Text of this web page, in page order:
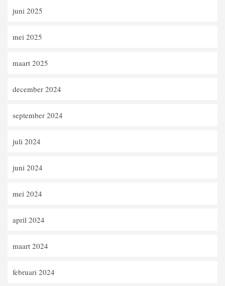
juni 2025
mei 2025
maart 2025
december 2024
september 2024
juli 2024
juni 2024
mei 2024
april 2024
maart 2024
februari 2024